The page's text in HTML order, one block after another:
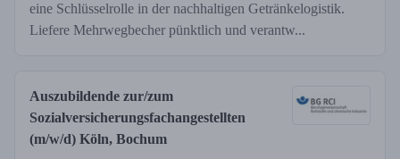
eine Schlüsselrolle in der nachhaltigen Getränkelogistik.
Liefere Mehrwegbecher pünktlich und verantw...
Auszubildende zur/zum
Sozialversicherungsfachangestellten
(m/w/d) Köln, Bochum